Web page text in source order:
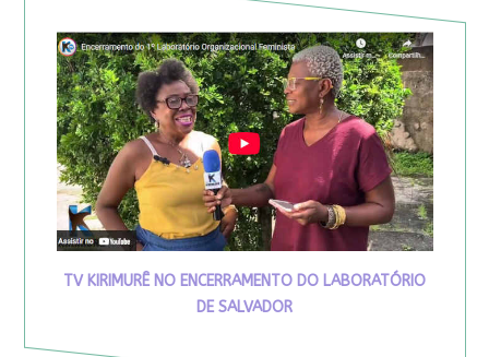
TV KIRIMURÊ NO ENCERRAMENTO DO LABORATÓRIO
DE SALVADOR